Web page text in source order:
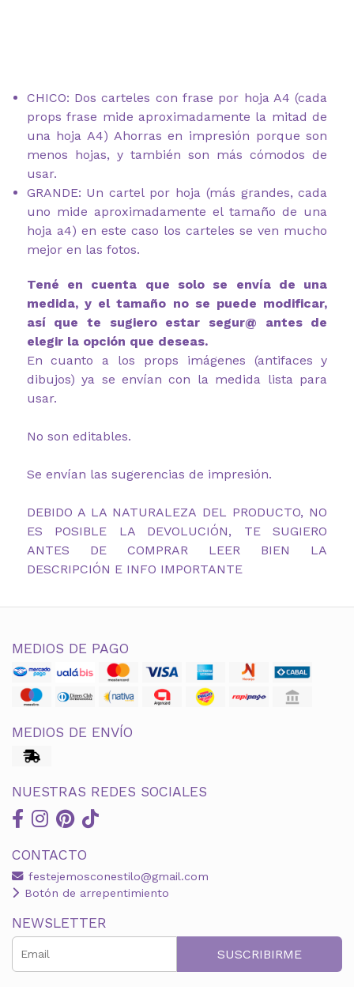
CHICO: Dos carteles con frase por hoja A4 (cada
props frase mide aproximadamente la mitad de
una hoja A4) Ahorras en impresión porque son
menos hojas, y también son más cómodos de
usar.
GRANDE: Un cartel por hoja (más grandes, cada
uno mide aproximadamente el tamaño de una
hoja a4) en este caso los carteles se ven mucho
mejor en las fotos.
Tené en cuenta que solo se envía de una
medida, y el tamaño no se puede modificar,
así que te sugiero estar segur@ antes de
elegir la opción que deseas.
En cuanto a los props imágenes (antifaces y
dibujos) ya se envían con la medida lista para
usar.
No son editables.
Se envían las sugerencias de impresión.
DEBIDO A LA NATURALEZA DEL PRODUCTO, NO
ES POSIBLE LA DEVOLUCIÓN, TE SUGIERO
ANTES DE COMPRAR LEER BIEN LA
DESCRIPCIÓN E INFO IMPORTANTE
MEDIOS DE PAGO
MEDIOS DE ENVÍO
NUESTRAS REDES SOCIALES
CONTACTO
festejemosconestilo@gmail.com
Botón de arrepentimiento
NEWSLETTER
SUSCRIBIRME